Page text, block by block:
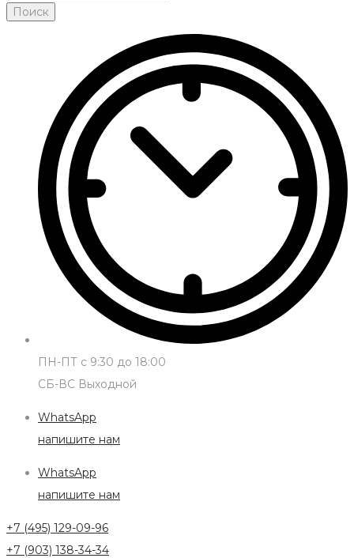
ПН-ПТ с 9:30 до 18:00
СБ-ВС Выходной
WhatsApp
напишите нам
WhatsApp
напишите нам
+7 (495) 129-09-96
+7 (903) 138-34-34